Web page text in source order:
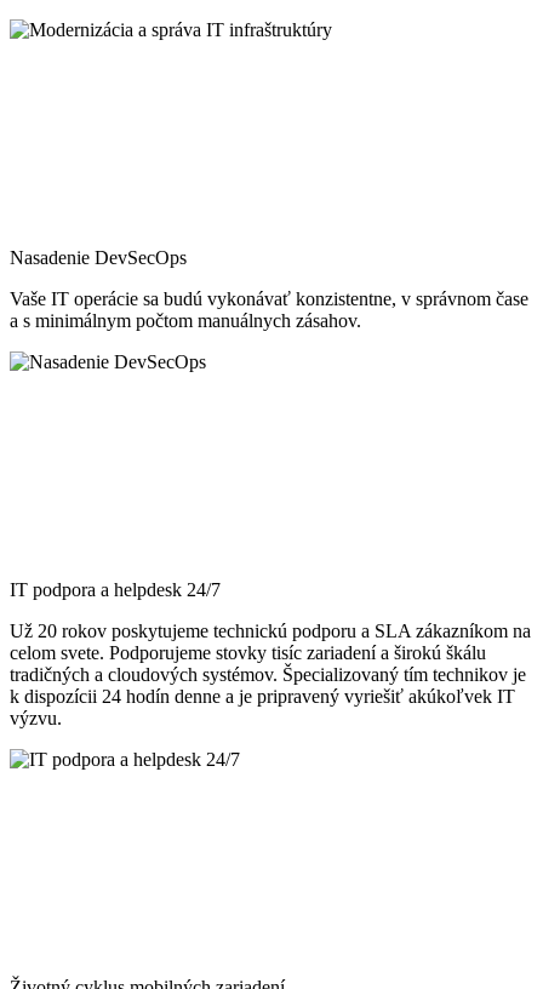
Nasadenie DevSecOps
Vaše IT operácie sa budú vykonávať konzistentne, v správnom čase
a s minimálnym počtom manuálnych zásahov.
IT podpora a helpdesk 24/7
Už 20 rokov poskytujeme technickú podporu a SLA zákazníkom na
celom svete. Podporujeme stovky tisíc zariadení a širokú škálu
tradičných a cloudových systémov. Špecializovaný tím technikov je
k dispozícii 24 hodín denne a je pripravený vyriešiť akúkoľvek IT
výzvu.